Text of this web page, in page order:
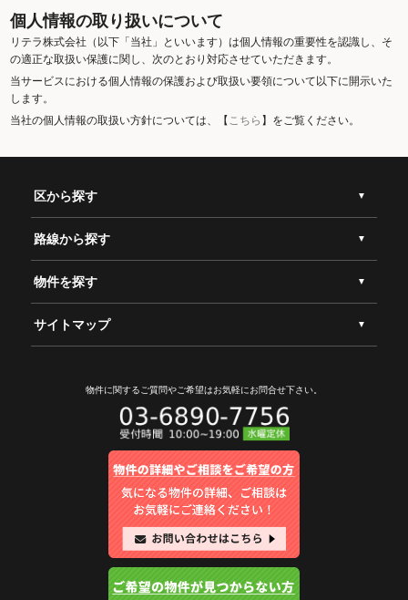
個人情報の取り扱いについて
リテラ株式会社（以下「当社」といいます）は個人情報の重要性を認識し、そ
の適正な取扱い保護に関し、次のとおり対応させていただきます。
当サービスにおける個人情報の保護および取扱い要領について以下に開示いた
します。
当社の個人情報の取扱い方針については、【こちら 】をご覧ください。
区から探す
路線から探す
物件を探す
サイトマップ
物件に関するご質問やご希望はお気軽にお問合せ下さい。